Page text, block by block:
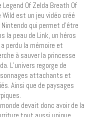
Legend Of Zelda Breath Of
Wild est un jeu vidéo créé
Nintendo qui permet d’être
la peau de Link, un héros
perdu la mémoire et
à sauver la princesse
L’univers regorge de
attachants et
Ainsi que de paysages
devait donc avoir de la